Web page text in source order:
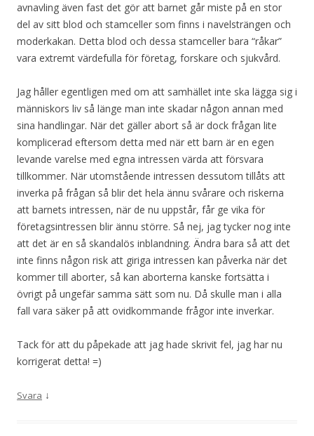
avnavling även fast det gör att barnet går miste på en stor
del av sitt blod och stamceller som finns i navelsträngen och
moderkakan. Detta blod och dessa stamceller bara “råkar”
vara extremt värdefulla för företag, forskare och sjukvård.
Jag håller egentligen med om att samhället inte ska lägga sig i
människors liv så länge man inte skadar någon annan med
sina handlingar. När det gäller abort så är dock frågan lite
komplicerad eftersom detta med när ett barn är en egen
levande varelse med egna intressen värda att försvara
tillkommer. När utomstående intressen dessutom tillåts att
inverka på frågan så blir det hela ännu svårare och riskerna
att barnets intressen, när de nu uppstår, får ge vika för
företagsintressen blir ännu större. Så nej, jag tycker nog inte
att det är en så skandalös inblandning. Ändra bara så att det
inte finns någon risk att giriga intressen kan påverka när det
kommer till aborter, så kan aborterna kanske fortsätta i
övrigt på ungefär samma sätt som nu. Då skulle man i alla
fall vara säker på att ovidkommande frågor inte inverkar.
Tack för att du påpekade att jag hade skrivit fel, jag har nu
korrigerat detta! =)
Svara ↓